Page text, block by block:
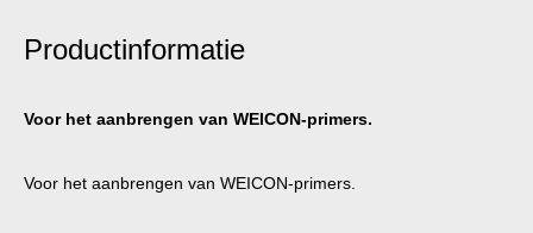
Productinformatie
Voor het aanbrengen van WEICON-primers.
Voor het aanbrengen van WEICON-primers.